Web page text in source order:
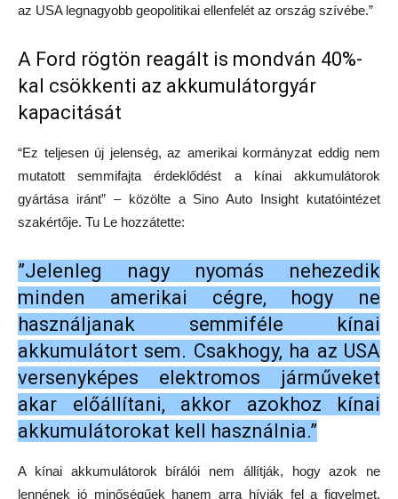
az USA legnagyobb geopolitikai ellenfelét az ország szívébe.”
A Ford rögtön reagált is mondván 40%-
kal csökkenti az akkumulátorgyár
kapacitását
“Ez teljesen új jelenség, az amerikai kormányzat eddig nem
mutatott semmifajta érdeklődést a kínai akkumulátorok
gyártása iránt” – közölte a Sino Auto Insight kutatóintézet
szakértője. Tu Le hozzátette:
”Jelenleg nagy nyomás nehezedik
minden amerikai cégre, hogy ne
használjanak semmiféle kínai
akkumulátort sem. Csakhogy, ha az USA
versenyképes elektromos járműveket
akar előállítani, akkor azokhoz kínai
akkumulátorokat kell használnia.”
A kínai akkumulátorok bírálói nem állítják, hogy azok ne
lennének jó minőségűek hanem arra hívják fel a figyelmet,